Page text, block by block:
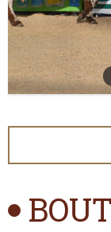
conventionnelle
08/12/2025
LES INDEX
Les index de